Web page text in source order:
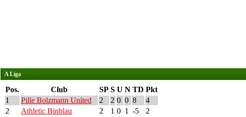
A Liga
Pos. Club SP S U N TD Pkt
1
Pille Bolzmann United 2 2 0 0 8
4
2
Athletic Binblau 2 1 0 1 -5
2